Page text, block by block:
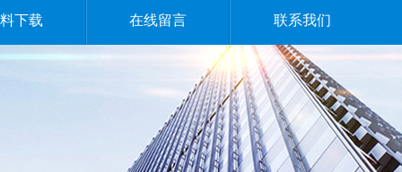
下载 在线留言 联系我们